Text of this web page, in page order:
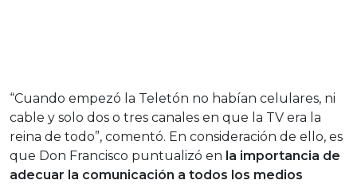
“Cuando empezó la Teletón no habían celulares, ni
cable y solo dos o tres canales en que la TV era la
reina de todo”, comentó. En consideración de ello, es
que Don Francisco puntualizó en la importancia de
adecuar la comunicación a todos los medios